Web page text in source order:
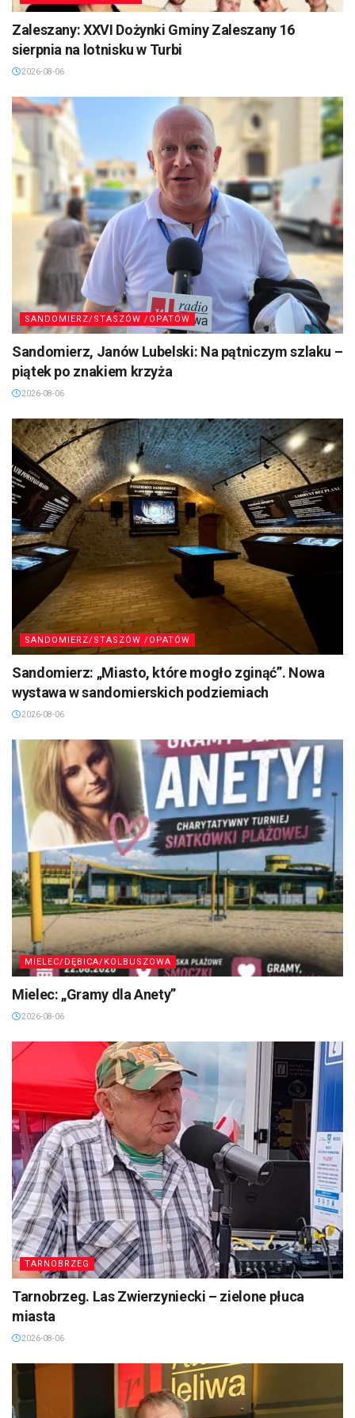
Zaleszany: XXVI Dożynki Gminy Zaleszany 16
sierpnia na lotnisku w Turbi
2026-08-06
SANDOMIERZ/STASZÓW /OPATÓW
Sandomierz, Janów Lubelski: Na pątniczym szlaku –
piątek po znakiem krzyża
2026-08-06
SANDOMIERZ/STASZÓW /OPATÓW
Sandomierz: „Miasto, które mogło zginąć”. Nowa
wystawa w sandomierskich podziemiach
2026-08-06
MIELEC/DĘBICA/KOLBUSZOWA
Mielec: „Gramy dla Anety”
2026-08-06
TARNOBRZEG
Tarnobrzeg. Las Zwierzyniecki – zielone płuca
miasta
2026-08-06